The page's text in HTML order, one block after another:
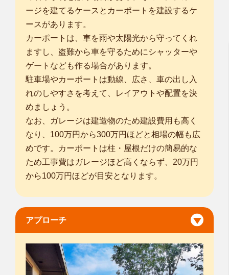
ージを建てるケースとカーポートを建設するケ
ースがあります。
カーポートは、車を雨や太陽光から守ってくれ
ますし、盗難から車を守るためにシャッターや
ゲートなども作る場合があります。
駐車場やカーポートは動線、広さ、車の出し入
れのしやすさを考えて、レイアウトや配置を決
めましょう。
なお、ガレージは建造物のため建設費用も高く
なり、100万円から300万円ほどと相場の幅も広
めです。カーポートは柱・屋根だけの簡易的な
ため工事費はガレージほど高くならず、20万円
から100万円ほどが目安となります。
アプローチ